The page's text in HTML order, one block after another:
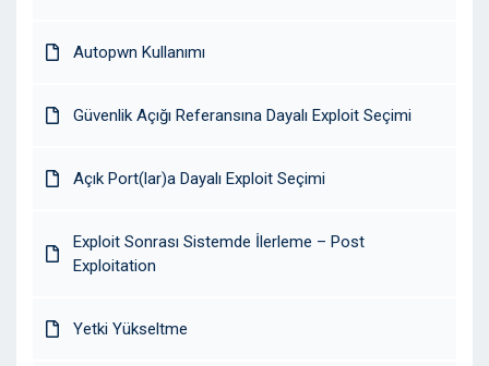
Autopwn Kullanımı
Güvenlik Açığı Referansına Dayalı Exploit Seçimi
Açık Port(lar)a Dayalı Exploit Seçimi
Exploit Sonrası Sistemde İlerleme – Post
Exploitation
Yetki Yükseltme